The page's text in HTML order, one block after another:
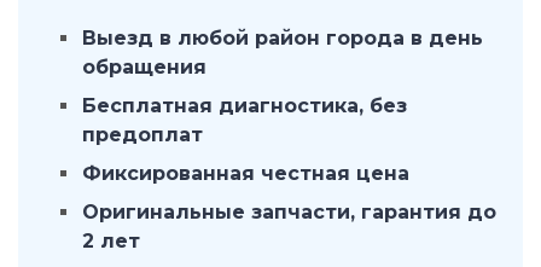
Выезд в любой район города в день
обращения
Бесплатная диагностика, без
предоплат
Фиксированная честная цена
Оригинальные запчасти, гарантия до
2 лет